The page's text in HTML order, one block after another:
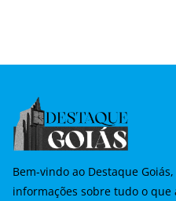
Bem-vindo ao Destaque
informações sobre tudo o que